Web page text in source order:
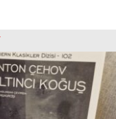
Felsefi açıdan şiir,
karşısındaki
başlar. Platon şairi,...